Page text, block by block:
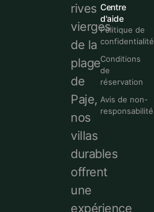
rives
vierges
de la
plage
de
Paje,
nos
villas
durables
offrent
une
expérience
Centre
d'aide
Politique de
confidentialité
Conditions
de
réservation
Avis de non-
responsabilité